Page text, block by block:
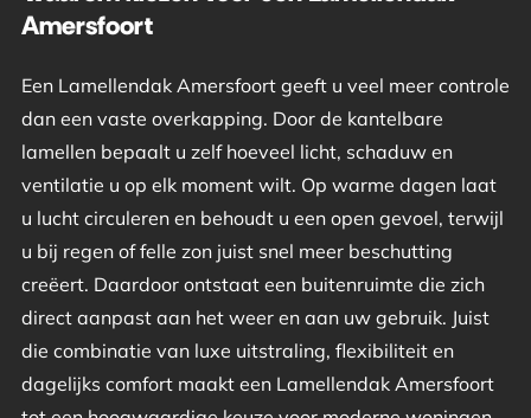
Amersfoort
Een Lamellendak Amersfoort geeft u veel meer controle
dan een vaste overkapping. Door de kantelbare
lamellen bepaalt u zelf hoeveel licht, schaduw en
ventilatie u op elk moment wilt. Op warme dagen laat
u lucht circuleren en behoudt u een open gevoel, terwijl
u bij regen of felle zon juist snel meer beschutting
creëert. Daardoor ontstaat een buitenruimte die zich
direct aanpast aan het weer en aan uw gebruik. Juist
die combinatie van luxe uitstraling, flexibiliteit en
dagelijks comfort maakt een Lamellendak Amersfoort